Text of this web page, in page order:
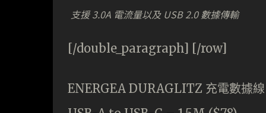
支援 3.0A 電流量以及 USB 2.0 數據傳輸
[/double_paragraph] [/row]
ENERGEA DURAGLITZ 充電數據線